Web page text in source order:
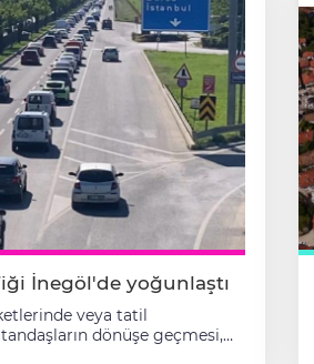
İnegöl'de yoğunlaştı
veya tatil
dönüşe geçmesi,